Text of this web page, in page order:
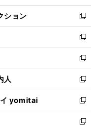
開
く
ウ
で
開
く
ン
ド
ウ
で
開
く
ウ
ィ
ン
ド
ウ
で
開
く
ション
新
し
い
ウ
ィ
ン
ド
ウ
で
開
く
新
し
い
ウ
ィ
ン
ド
ウ
で
新
し
い
ウ
ィ
ン
ド
人
新
し
い
ウ
ィ
イ yomitai
新
し
い